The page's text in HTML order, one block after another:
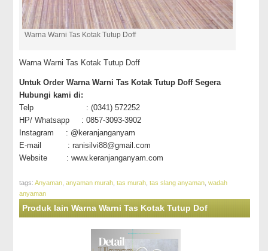
Warna Warni Tas Kotak Tutup Doff
Warna Warni Tas Kotak Tutup Doff
Untuk Order Warna Warni Tas Kotak Tutup Doff Segera
Hubungi kami di:
Telp : (0341) 572252
HP/ Whatsapp : 0857-3093-3902
Instagram : @keranjanganyam
E-mail : ranisilvi88@gmail.com
Website : www.keranjanganyam.com
tags:Anyaman ,anyaman murah ,tas murah ,tas slang anyaman ,wadah
anyaman
Produk lain Warna Warni Tas Kotak Tutup Dof